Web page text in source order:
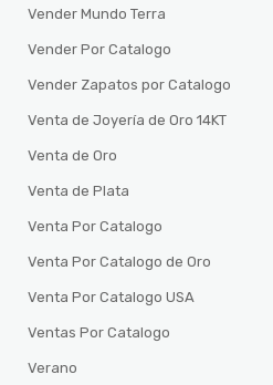
Vender Mundo Terra
Vender Por Catalogo
Vender Zapatos por Catalogo
Venta de Joyería de Oro 14KT
Venta de Oro
Venta de Plata
Venta Por Catalogo
Venta Por Catalogo de Oro
Venta Por Catalogo USA
Ventas Por Catalogo
Verano